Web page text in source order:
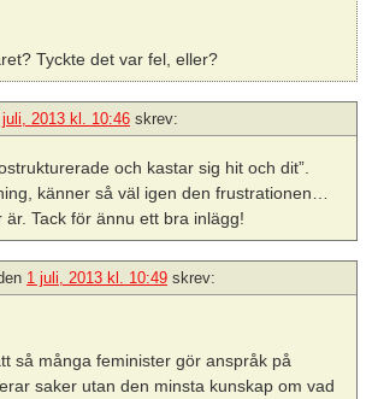
Tyckte det var fel, eller?
juli, 2013 kl. 10:46 skrev:
och kastar sig hit och dit”.
känner så väl igen den frustrationen…
är. Tack för ännu ett bra inlägg!
1 juli, 2013 kl. 10:49 skrev:
så många feminister gör anspråk på
saker utan den minsta kunskap om vad